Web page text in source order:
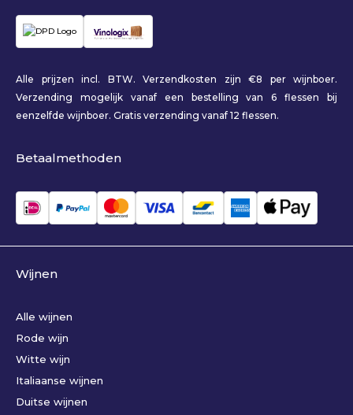
Alle prijzen incl. BTW. Verzendkosten zijn €8 per wijnboer.
Verzending mogelijk vanaf een bestelling van 6 flessen bij
eenzelfde wijnboer. Gratis verzending vanaf 12 flessen.
Betaalmethoden
Wijnen
Alle wijnen
Rode wijn
Witte wijn
Italiaanse wijnen
Duitse wijnen